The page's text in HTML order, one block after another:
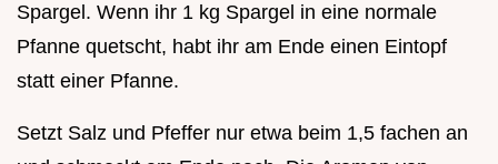
Spargel. Wenn ihr 1 kg Spargel in eine normale
Pfanne quetscht, habt ihr am Ende einen Eintopf
statt einer Pfanne.
Setzt Salz und Pfeffer nur etwa beim 1,5 fachen an